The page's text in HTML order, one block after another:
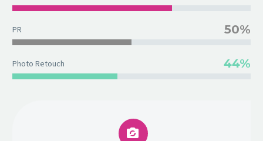
PR 50%
Photo Retouch 44%

